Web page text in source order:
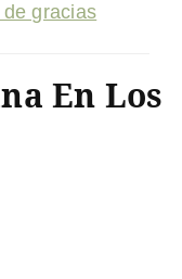
gracias
En Los